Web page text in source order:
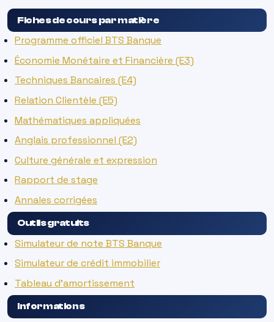
Fiches de cours par matière
Programme officiel BTS Banque
Économie Monétaire et Financière (E3)
Techniques Bancaires (E4)
Relation Clientèle (E5)
Mathématiques appliquées
Anglais professionnel (E2)
Culture générale et expression
Rapport de stage
Annales corrigées
Outils gratuits
Simulateur de note BTS Banque
Simulateur de crédit immobilier
Tableau d’amortissement
Informations